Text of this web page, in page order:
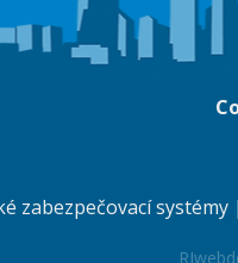
zabezpečovací systémy |